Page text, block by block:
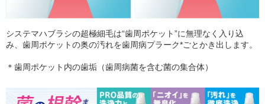
システマハブラシの超極細毛は“歯周ポケット”に無理なく入り込
み、歯周ポケットの奥の汚れを歯周病プラーク*ごとかき出します。
＊歯周ポケット内の歯垢（歯周病菌を含む菌の集合体）